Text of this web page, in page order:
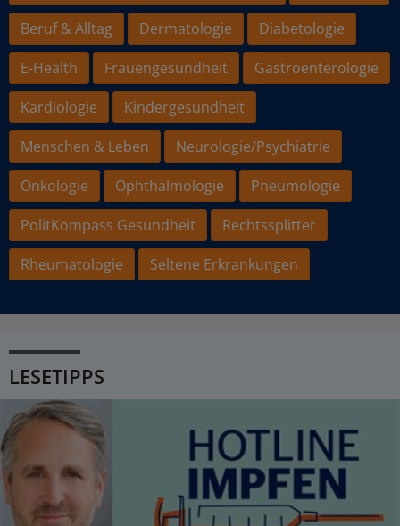
Beruf & Alltag
Dermatologie
Diabetologie
E-Health
Frauengesundheit
Gastroenterologie
Kardiologie
Kindergesundheit
Menschen & Leben
Neurologie/Psychiatrie
Onkologie
Ophthalmologie
Pneumologie
PolitKompass Gesundheit
Rechtssplitter
Rheumatologie
Seltene Erkrankungen
LESETIPPS